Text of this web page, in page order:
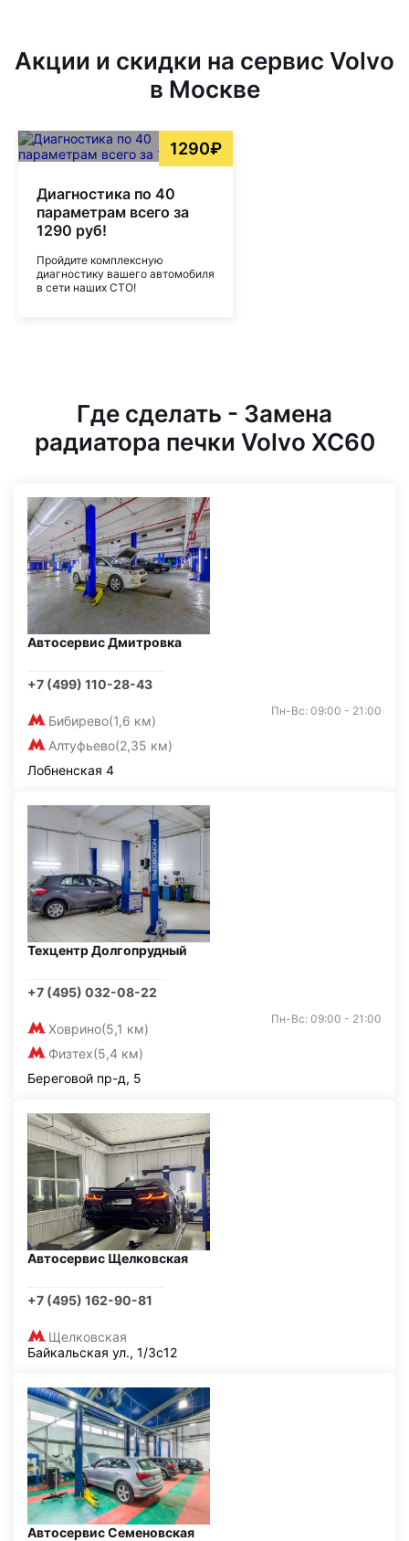
Акции и скидки на сервис Volvo
в Москве
1290₽
Диагностика по 40
параметрам всего за
1290 руб!
Пройдите комплексную
диагностику вашего автомобиля
в сети наших СТО!
Где сделать - Замена
радиатора печки Volvo XC60
Автосервис Дмитровка
+7 (499) 110-28-43
Бибирево(1,6 км)
Алтуфьево(2,35 км)
Пн-Вс: 09:00 - 21:00
Лобненская 4
Техцентр Долгопрудный
+7 (495) 032-08-22
Ховрино(5,1 км)
Физтех(5,4 км)
Пн-Вс: 09:00 - 21:00
Береговой пр-д, 5
Автосервис Щелковская
+7 (495) 162-90-81
Щелковская
Байкальская ул., 1/3с12
Автосервис Семеновская